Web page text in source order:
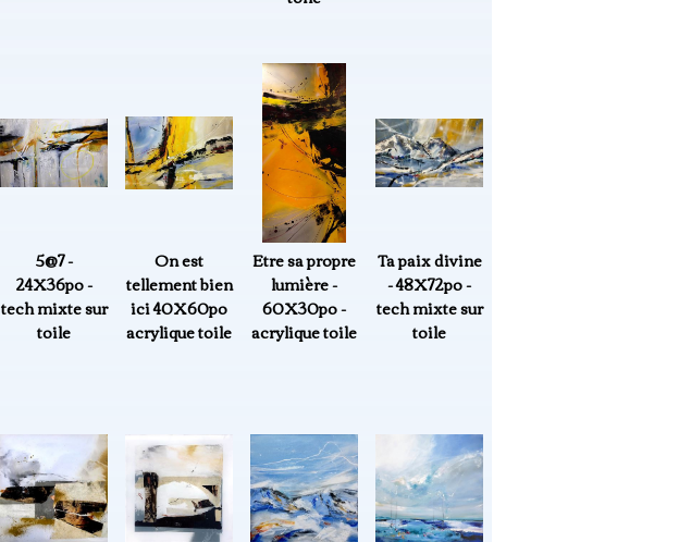
5@7 -
24X36po -
tech mixte sur
toile
On est
tellement bien
ici 40X60po
acrylique toile
Etre sa propre
lumière -
60X30po -
acrylique toile
Ta paix divine
- 48X72po -
tech mixte sur
toile